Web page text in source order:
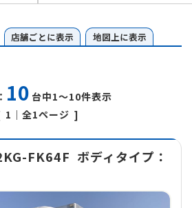
店舗ごとに表示 地図上に表示
10 台中1～10件表示
1 ｜全1ページ
FK64F ボディタイプ：